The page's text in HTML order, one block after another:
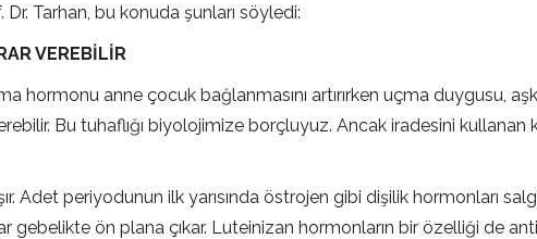
Dr. Tarhan, bu konuda şunları söyledi:
VEREBİLİR
hormonu anne çocuk bağlanmasını artırırken uçma duygusu,
Bu tuhaflığı biyolojimize borçluyuz. Ancak iradesini kullanan
Adet periyodunun ilk yarısında östrojen gibi dişilik hormonları
gebelikte ön plana çıkar. Luteinizan hormonların bir özelliği de